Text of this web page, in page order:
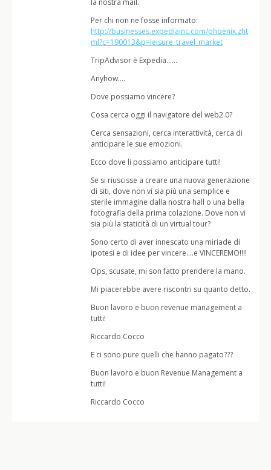
la nostra mail.
Per chi non ne fosse informato:
http://businesses.expediainc.com/phoenix.zht
ml?c=190013&p=leisure_travel_market
TripAdvisor è Expedia……
Anyhow….
Dove possiamo vincere?
Cosa cerca oggi il navigatore del web2.0?
Cerca sensazioni, cerca interattività, cerca di
anticipare le sue emozioni.
Ecco dove li possiamo anticipare tutti!
Se si riuscisse a creare una nuova generazione
di siti, dove non vi sia più una semplice e
sterile immagine dalla nostra hall o una bella
fotografia della prima colazione. Dove non vi
sia più la staticità di un virtual tour?
Sono certo di aver innescato una miriade di
ipotesi e di idee per vincere….e VINCEREMO!!!!
Ops, scusate, mi son fatto prendere la mano.
Mi piacerebbe avere riscontri su quanto detto.
Buon lavoro e buon revenue management a
tutti!
Riccardo Cocco
E ci sono pure quelli che hanno pagato???
Buon lavoro e buon Revenue Management a
tutti!
Riccardo Cocco